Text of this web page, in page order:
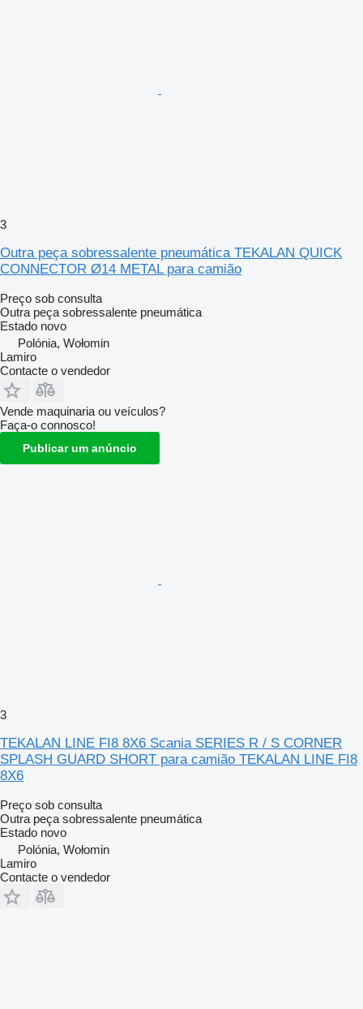
3
Outra peça sobressalente pneumática TEKALAN QUICK
CONNECTOR Ø14 METAL para camião
Preço sob consulta
Outra peça sobressalente pneumática
Estado novo
Polónia, Wołomin
Lamiro
Contacte o vendedor
Vende maquinaria ou veículos?
Faça-o connosco!
Publicar um anúncio
3
TEKALAN LINE FI8 8X6 Scania SERIES R / S CORNER
SPLASH GUARD SHORT para camião TEKALAN LINE FI8
8X6
Preço sob consulta
Outra peça sobressalente pneumática
Estado novo
Polónia, Wołomin
Lamiro
Contacte o vendedor